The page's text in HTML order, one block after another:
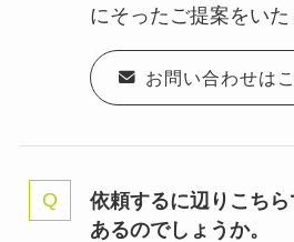
にそったご提案をいた
お問い合わせは
依頼するに辺りこち
あるのでしょうか。